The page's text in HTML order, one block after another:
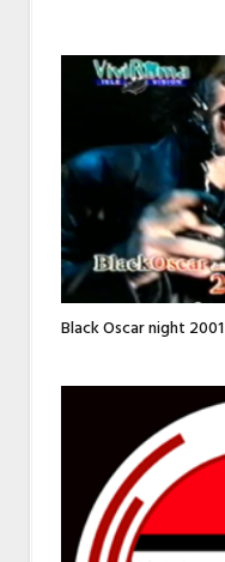
Black Oscar night 2001